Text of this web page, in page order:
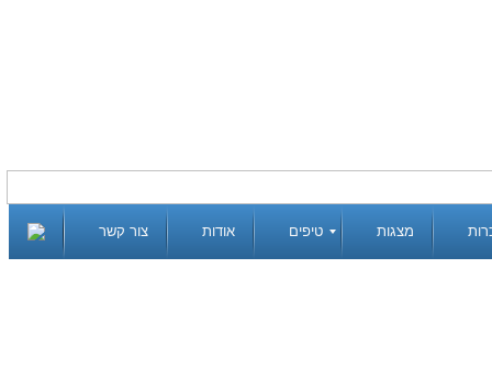
מצגות טיפים אודות צור קשר